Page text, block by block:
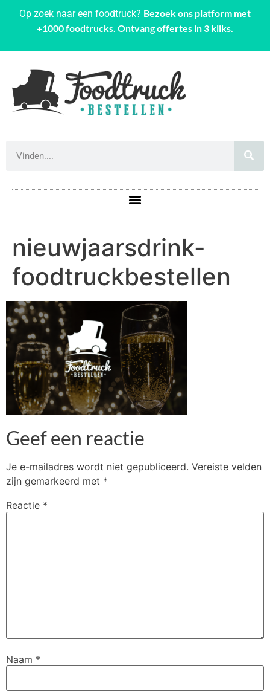
Op zoek naar een foodtruck? Bezoek ons platform met
+1000 foodtrucks. Ontvang offertes in 3 kliks.
nieuwjaarsdrink-
foodtruckbestellen
Geef een reactie
Je e-mailadres wordt niet gepubliceerd. Vereiste velden
zijn gemarkeerd met *
Reactie *
Naam *